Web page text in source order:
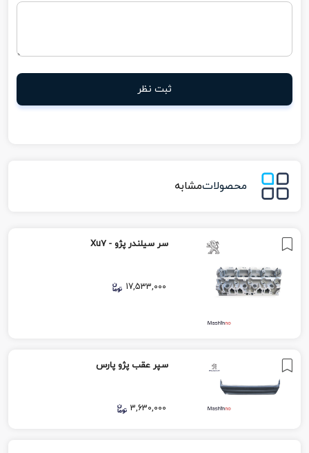
ثبت نظر
محصولاتمشابه
سر سیلندر پژو - Xu7
17,533,000
سپر عقب پژو پارس
3,630,000